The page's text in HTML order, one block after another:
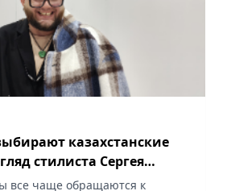
казахстанские
стилиста Сергея
все чаще обращаются к